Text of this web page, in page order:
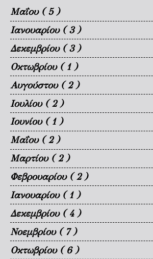
Μαΐου ( 5 )
Ιανουαρίου ( 3 )
Δεκεμβρίου ( 3 )
Οκτωβρίου ( 1 )
Αυγούστου ( 2 )
Ιουλίου ( 2 )
Ιουνίου ( 1 )
Μαΐου ( 2 )
Μαρτίου ( 2 )
Φεβρουαρίου ( 2 )
Ιανουαρίου ( 1 )
Δεκεμβρίου ( 4 )
Νοεμβρίου ( 7 )
Οκτωβρίου ( 6 )